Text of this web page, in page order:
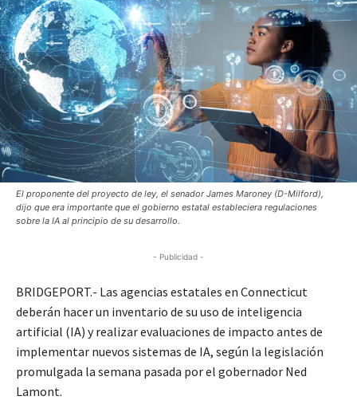
El proponente del proyecto de ley, el senador James Maroney (D-Milford),
dijo que era importante que el gobierno estatal estableciera regulaciones
sobre la IA al principio de su desarrollo.
- Publicidad -
BRIDGEPORT.- Las agencias estatales en Connecticut
deberán hacer un inventario de su uso de inteligencia
artificial (IA) y realizar evaluaciones de impacto antes de
implementar nuevos sistemas de IA, según la legislación
promulgada la semana pasada por el gobernador Ned
Lamont.